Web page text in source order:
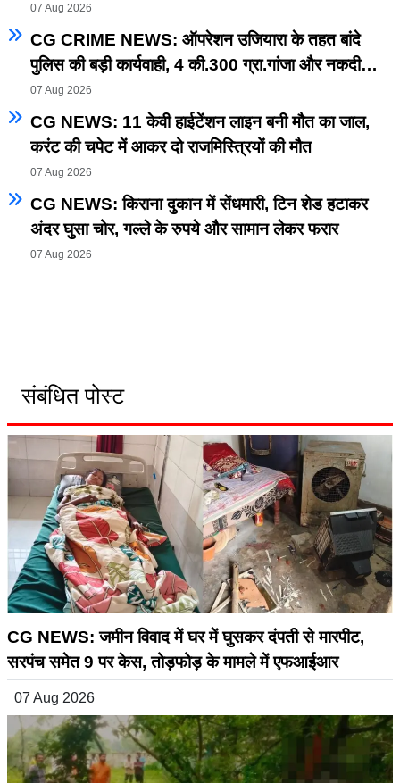
07 Aug 2026
CG CRIME NEWS: ऑपरेशन उजियारा के तहत बांदे
पुलिस की बड़ी कार्यवाही, 4 की.300 ग्रा.गांजा और नकदी
समेत आरोपी गिरफ्तार
07 Aug 2026
CG NEWS: 11 केवी हाईटेंशन लाइन बनी मौत का जाल,
करंट की चपेट में आकर दो राजमिस्त्रियों की मौत
07 Aug 2026
CG NEWS: किराना दुकान में सेंधमारी, टिन शेड हटाकर
अंदर घुसा चोर, गल्ले के रुपये और सामान लेकर फरार
07 Aug 2026
संबंधित पोस्ट
CG NEWS: जमीन विवाद में घर में घुसकर दंपती से मारपीट,
सरपंच समेत 9 पर केस, तोड़फोड़ के मामले में एफआईआर
07 Aug 2026